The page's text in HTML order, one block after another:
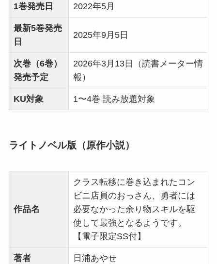
1巻発売日 2022年5月
最新5巻発売
日
2025年9月5日
次巻（6巻）
発売予定
2026年3月13日（読書メーター情
報）
KU対象 1〜4巻 読み放題対象
ライトノベル版（原作小説）
作品名
クラス転移に巻き込まれたコン
ビニ店員のおっさん、勇者には
必要なかった余り物スキルを駆
使して最強となるようです。
【電子限定SS付】
著者 日浦あやせ